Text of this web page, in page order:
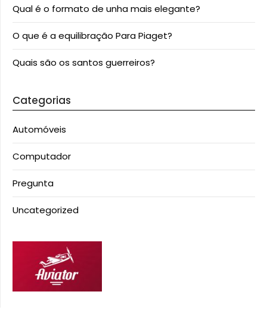
Qual é o formato de unha mais elegante?
O que é a equilibração Para Piaget?
Quais são os santos guerreiros?
Categorias
Automóveis
Computador
Pregunta
Uncategorized